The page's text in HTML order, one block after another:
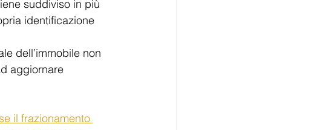
suddiviso in più
identificazione
dell’immobile non
aggiornare
il frazionamento